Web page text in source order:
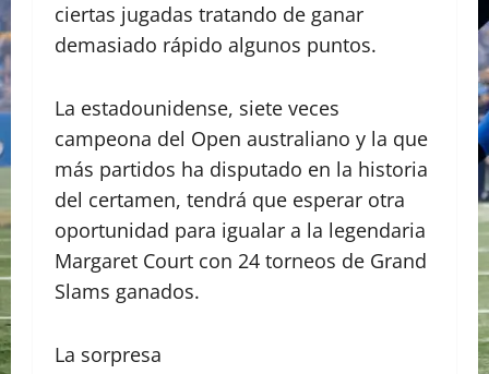
ciertas jugadas tratando de ganar
demasiado rápido algunos puntos.
La estadounidense, siete veces
campeona del Open australiano y la que
más partidos ha disputado en la historia
del certamen, tendrá que esperar otra
oportunidad para igualar a la legendaria
Margaret Court con 24 torneos de Grand
Slams ganados.
La sorpresa